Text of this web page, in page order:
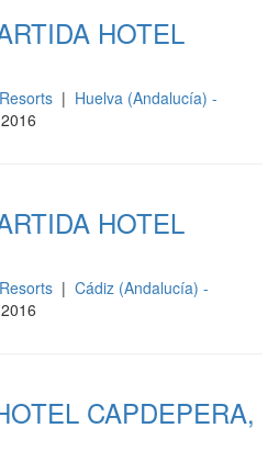
HOTEL
| Huelva (Andalucía) -
HOTEL
| Cádiz (Andalucía) -
CAPDEPERA,